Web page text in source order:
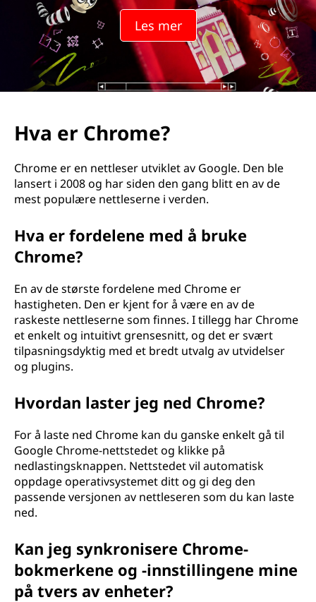
Les mer
Hva er Chrome?
Chrome er en nettleser utviklet av Google. Den ble
lansert i 2008 og har siden den gang blitt en av de
mest populære nettleserne i verden.
Hva er fordelene med å bruke
Chrome?
En av de største fordelene med Chrome er
hastigheten. Den er kjent for å være en av de
raskeste nettleserne som finnes. I tillegg har Chrome
et enkelt og intuitivt grensesnitt, og det er svært
tilpasningsdyktig med et bredt utvalg av utvidelser
og plugins.
Hvordan laster jeg ned Chrome?
For å laste ned Chrome kan du ganske enkelt gå til
Google Chrome-nettstedet og klikke på
nedlastingsknappen. Nettstedet vil automatisk
oppdage operativsystemet ditt og gi deg den
passende versjonen av nettleseren som du kan laste
ned.
Kan jeg synkronisere Chrome-
bokmerkene og -innstillingene mine
på tvers av enheter?